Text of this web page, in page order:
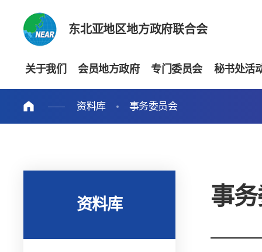
东北亚地区地方政府联合会
关于我们 会员地方政府 专门委员会 秘书处活
资料库 事务委员会
资料库 事